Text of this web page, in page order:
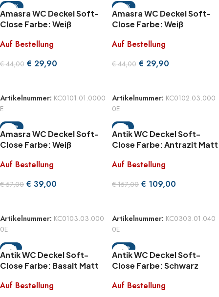
-32%
Amasra WC Deckel Soft-
Close Farbe: Weiß
Auf Bestellung
€44,00 € 29,90
Artikelnummer: KC0101.01.0000
E
-32%
Amasra WC Deckel Soft-
Close Farbe: Weiß
Auf Bestellung
€44,00 € 29,90
Artikelnummer: KC0102.03.000
0E
-32%
Amasra WC Deckel Soft-
Close Farbe: Weiß
Auf Bestellung
€57,00 € 39,00
Artikelnummer: KC0103.03.000
0E
-31%
Antik WC Deckel Soft-
Close Farbe: Antrazit Matt
Auf Bestellung
€157,00 € 109,00
Artikelnummer: KC0303.01.040
0E
-31%
Antik WC Deckel Soft-
Close Farbe: Basalt Matt
Auf Bestellung
-30%
Antik WC Deckel Soft-
Close Farbe: Schwarz
Auf Bestellung